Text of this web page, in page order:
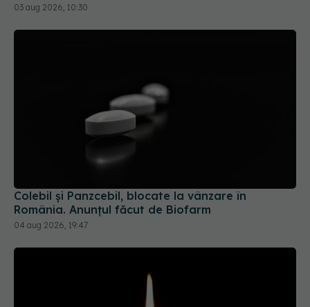
03 aug 2026, 10:30
Colebil și Panzcebil, blocate la vânzare în
România. Anunțul făcut de Biofarm
04 aug 2026, 19:47